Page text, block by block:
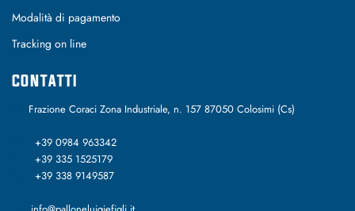
Modalità di pagamento
Tracking on line
CONTATTI
Frazione Coraci Zona Industriale, n. 157 87050 Colosimi (Cs)
+39 0984 963342
+39 335 1525179
+39 338 9149587